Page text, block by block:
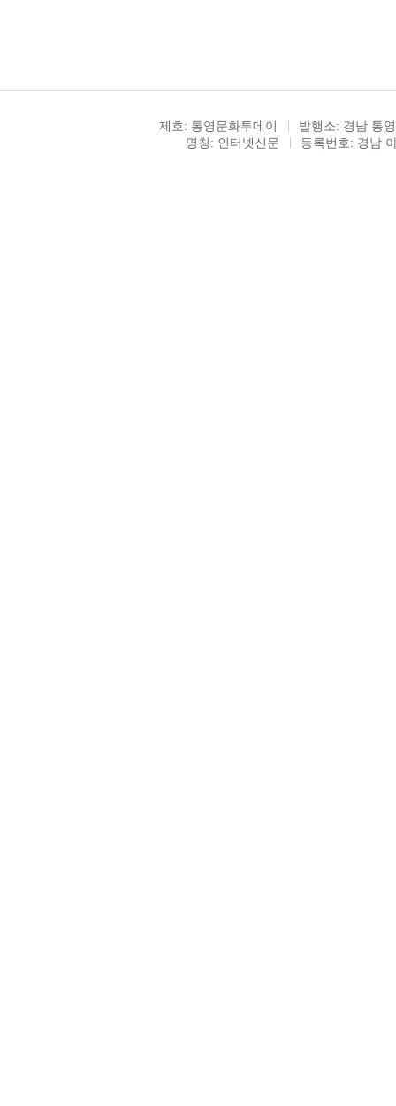
제호: 통영문화투데이
발행소: 경남 통
명칭: 인터넷신문
등록번호: 경남